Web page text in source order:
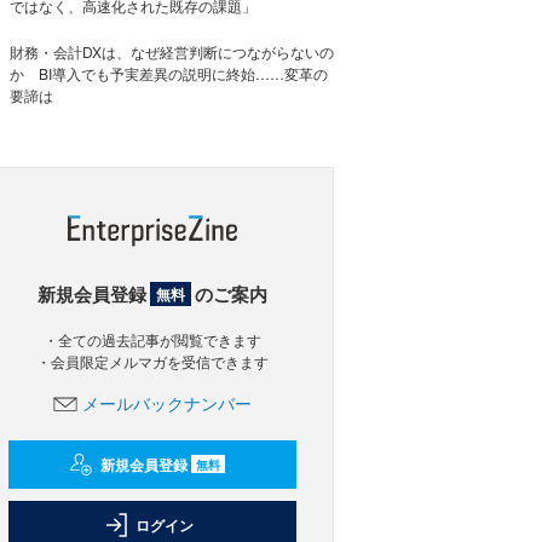
ではなく、高速化された既存の課題」
財務・会計DXは、なぜ経営判断につながらないの
か BI導入でも予実差異の説明に終始……変革の
要諦は
新規会員登録 無料 のご案内
・全ての過去記事が閲覧できます
・会員限定メルマガを受信できます
メールバックナンバー
新規会員登録 無料
ログイン